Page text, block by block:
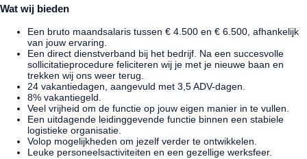
Wat wij bieden
Een bruto maandsalaris tussen € 4.500 en € 6.500, afhankelijk
van jouw ervaring.
Een direct dienstverband bij het bedrijf. Na een succesvolle
sollicitatieprocedure feliciteren wij je met je nieuwe baan en
trekken wij ons weer terug.
24 vakantiedagen, aangevuld met 3,5 ADV-dagen.
8% vakantiegeld.
Veel vrijheid om de functie op jouw eigen manier in te vullen.
Een uitdagende leidinggevende functie binnen een stabiele
logistieke organisatie.
Volop mogelijkheden om jezelf verder te ontwikkelen.
Leuke personeelsactiviteiten en een gezellige werksfeer.